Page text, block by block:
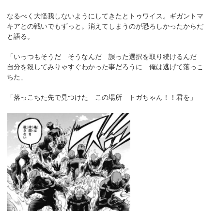
なるべく大怪我しないようにしてきたとトゥワイス。ギガントマ
キアとの戦いでもずっと。消えてしまうのが恐ろしかったからだ
と語る。
「いっつもそうだ そうなんだ 誤った選択を取り続けるんだ
自分を殺してみりゃすぐわかった事だろうに 俺は逃げて落っこ
ちた」
「落っこちた先で見つけた この場所 トガちゃん！！君を」